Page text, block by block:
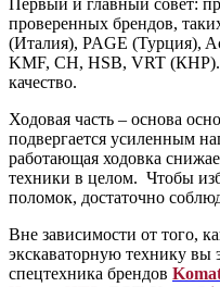
проверенных брендов,
(Италия), PAGE (Турция),
KMF, CH, HSB, VRT (КНР).
качество.
Ходовая часть – основа
подвергается усиленным
работающая ходовка
техники в целом. Чтобы
поломок, достаточно
Вне зависимости от того,
экскаваторную технику вы
спецтехника брендов